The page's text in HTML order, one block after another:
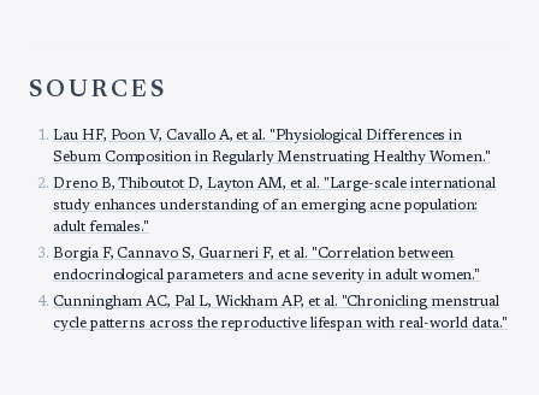
SOURCES
Lau HF, Poon V, Cavallo A, et al. "Physiological Differences in
Sebum Composition in Regularly Menstruating Healthy Women."
Dreno B, Thiboutot D, Layton AM, et al. "Large-scale international
study enhances understanding of an emerging acne population:
adult females."
Borgia F, Cannavo S, Guarneri F, et al. "Correlation between
endocrinological parameters and acne severity in adult women."
Cunningham AC, Pal L, Wickham AP, et al. "Chronicling menstrual
cycle patterns across the reproductive lifespan with real-world data."